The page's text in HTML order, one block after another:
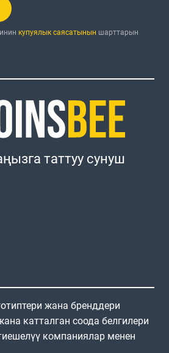
купуялык саясатынын шарттарын
таттуу сунуш
жана бренддери
катталган соода белгилери
компаниялар менен